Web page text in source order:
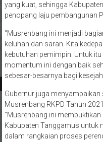
yang kuat, sehingga
penopang laju pembangunan
“Musrenbang ini menjadi
keluhan dan saran. Kita
kebutuhan pemimpin. Untuk
momentum ini dengan baik
sebesar-besarnya bagi
Gubernur juga
Musrenbang RKPD Tahun
“Musrenbang ini
Kabupaten Tanggamus untuk
dalam rangkaian proses